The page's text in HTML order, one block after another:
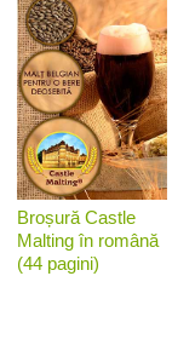
Broșură Castle
Malting în română
(44 pagini)